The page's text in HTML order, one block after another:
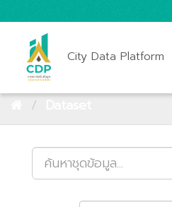
City Data Platform